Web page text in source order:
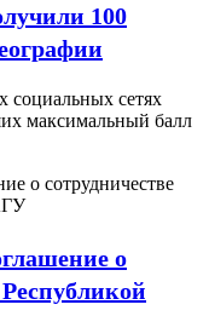
100
социальных сетях
максимальный балл
о